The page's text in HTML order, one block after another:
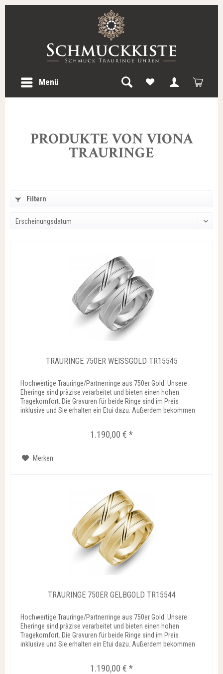
Menü
PRODUKTE VON VIONA
TRAURINGE
Filtern
TRAURINGE 750ER WEISSGOLD TR15545
Hochwertige Trauringe/Partnerringe aus 750er Gold. Unsere
Eheringe sind präzise verarbeitet und bieten einen hohen
Tragekomfort. Die Gravuren für beide Ringe sind im Preis
inklusive und Sie erhalten ein Etui dazu. Außerdem bekommen
1.190,00 € *
Merken
TRAURINGE 750ER GELBGOLD TR15544
Hochwertige Trauringe/Partnerringe aus 750er Gold. Unsere
Eheringe sind präzise verarbeitet und bieten einen hohen
Tragekomfort. Die Gravuren für beide Ringe sind im Preis
inklusive und Sie erhalten ein Etui dazu. Außerdem bekommen
1.190,00 € *